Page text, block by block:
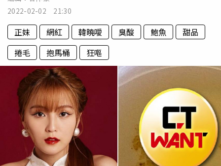
2022-02-02 21:30
正妹 網紅 韓曉噯 臭酸 鮑魚
甜品
捲毛
抱馬桶 狂嘔